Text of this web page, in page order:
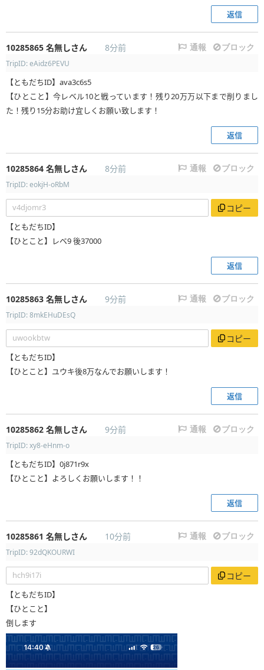
返信
10285865 名無しさん 8分前 通報 ブロック
TripID: eAidz6PEVU
【ともだちID】ava3c6s5
【ひとこと】今レベル10と戦っています！残り20万万以下まで削りまし
た！残り15分お助け宜しくお願い致します！
返信
10285864 名無しさん 8分前 通報 ブロック
TripID: eokjH-oRbM
v4djomr3 コピー
【ともだちID】
【ひとこと】レベ9 後37000
返信
10285863 名無しさん 9分前 通報 ブロック
TripID: 8mkEHuDEsQ
uwookbtw コピー
【ともだちID】
【ひとこと】ユウキ後8万なんでお願いします！
返信
10285862 名無しさん 9分前 通報 ブロック
TripID: xy8-eHnm-o
【ともだちID】0j871r9x
【ひとこと】よろしくお願いします！！
返信
10285861 名無しさん 10分前 通報 ブロック
TripID: 92dQKOURWI
hch9i17i コピー
【ともだちID】
【ひとこと】
倒します